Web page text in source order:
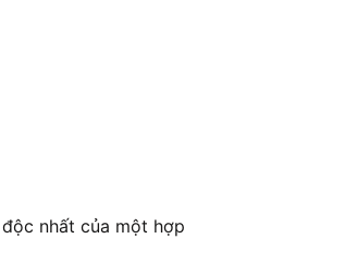
nhất của một hợp